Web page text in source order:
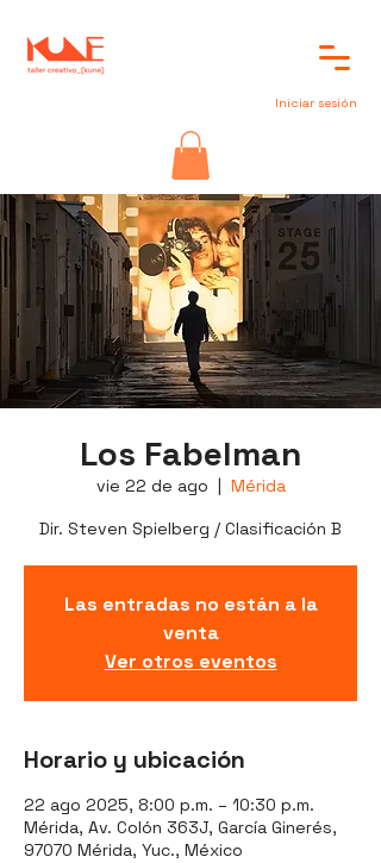
Iniciar sesión
Los Fabelman
vie 22 de ago
  |
Mérida
Dir. Steven Spielberg / Clasificación B
Las entradas no están a la
venta
Ver otros eventos
Horario y ubicación
22 ago 2025, 8:00 p.m. – 10:30 p.m.
Mérida, Av. Colón 363J, García Ginerés,
97070 Mérida, Yuc., México